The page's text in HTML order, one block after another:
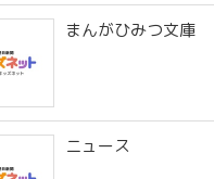
まんがひみつ文庫
ニュース